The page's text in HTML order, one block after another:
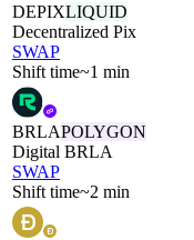
DEPIXLIQUID
Decentralized Pix
SWAP
Shift time~1 min
BRLAPOLYGON
Digital BRLA
SWAP
Shift time~2 min